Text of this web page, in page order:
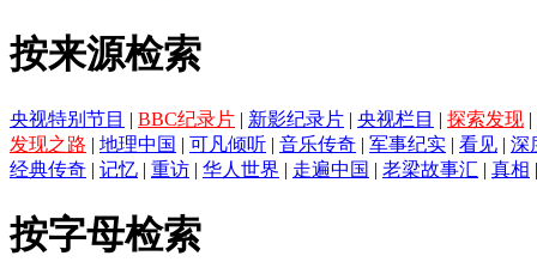
按来源检索
央视特别节目 | BBC纪录片 | 新影纪录片 | 央视栏目 | 探索发现 |
发现之路 | 地理中国 | 可凡倾听 | 音乐传奇 | 军事纪实 | 看见 | 深
经典传奇 | 记忆 | 重访 | 华人世界 | 走遍中国 | 老梁故事汇 | 真相
按字母检索